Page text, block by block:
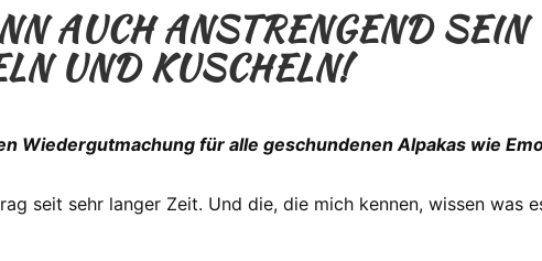
AUCH ANSTRENGEND
UND KUSCHELN!
Wiedergutmachung für alle geschundenen Alpakas wie
seit sehr langer Zeit. Und die, die mich kennen, wissen was